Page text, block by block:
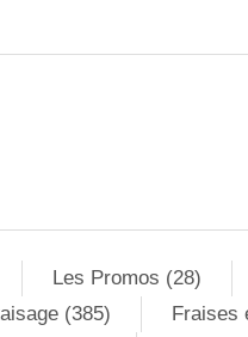
Les Promos (28)
(385)
Fraises